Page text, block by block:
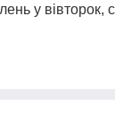
у вівторок,